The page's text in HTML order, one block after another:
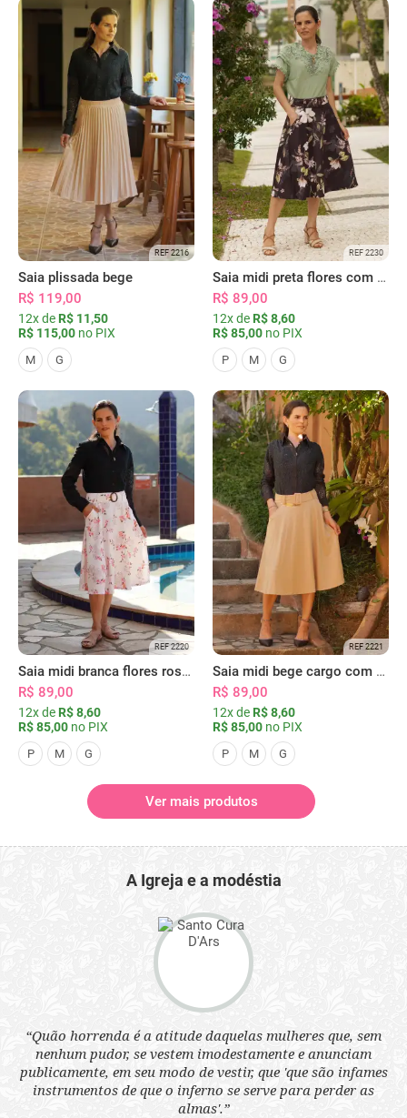
REF 2216
Saia plissada bege
R$ 119,00
12x de R$ 11,50
R$ 115,00 no PIX
M G
REF 2230
Saia midi preta flores com bolsos
R$ 89,00
12x de R$ 8,60
R$ 85,00 no PIX
P M G
REF 2220
Saia midi branca flores rosas com bolsos
R$ 89,00
12x de R$ 8,60
R$ 85,00 no PIX
P M G
REF 2221
Saia midi bege cargo com bolsos
R$ 89,00
12x de R$ 8,60
R$ 85,00 no PIX
P M G
Ver mais produtos
A Igreja e a modéstia
“Quão horrenda é a atitude daquelas mulheres que, sem
nenhum pudor, se vestem imodestamente e anunciam
publicamente, em seu modo de vestir, que 'que são infames
instrumentos de que o inferno se serve para perder as
almas'.”